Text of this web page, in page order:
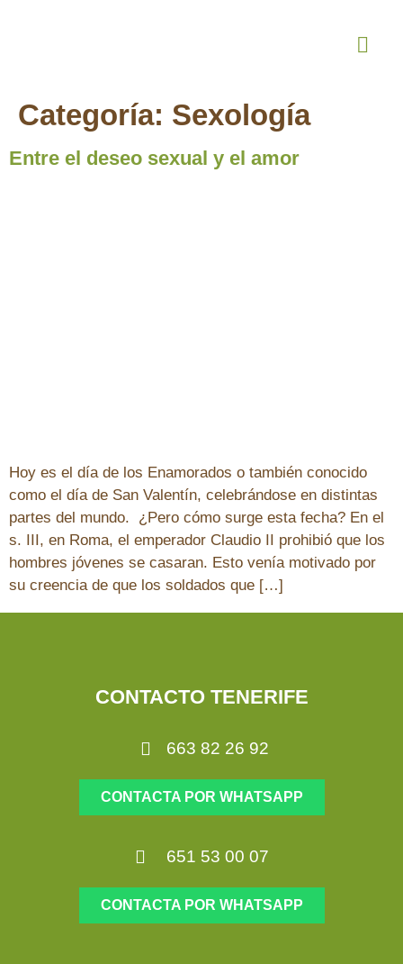
Categoría: Sexología
Entre el deseo sexual y el amor
Hoy es el día de los Enamorados o también conocido
como el día de San Valentín, celebrándose en distintas
partes del mundo. ¿Pero cómo surge esta fecha? En el
s. III, en Roma, el emperador Claudio II prohibió que los
hombres jóvenes se casaran. Esto venía motivado por
su creencia de que los soldados que […]
CONTACTO TENERIFE
663 82 26 92
CONTACTA POR WHATSAPP
651 53 00 07
CONTACTA POR WHATSAPP